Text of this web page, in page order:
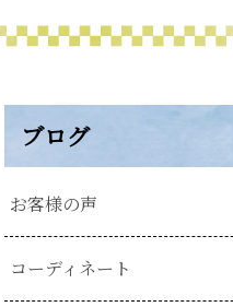
ブログ
お客様の声
コーディネート